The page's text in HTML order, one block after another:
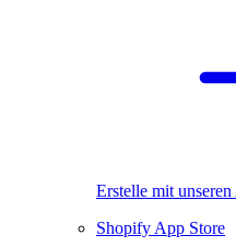
Erstelle mit
Shopify App Store